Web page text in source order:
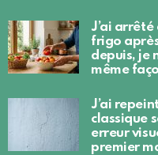
J’ai
frigo
depuis, je
même
J’ai
classique
erreur
premier